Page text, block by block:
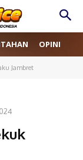
OPINI
Jambret